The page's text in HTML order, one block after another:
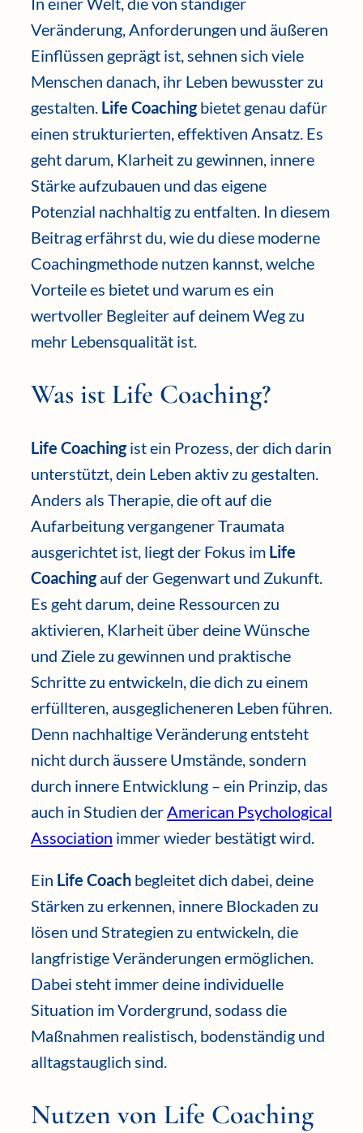
Veränderung, Anforderungen und äußeren
Einflüssen geprägt ist, sehnen sich viele
Menschen danach, ihr Leben bewusster zu
gestalten. Life Coachingbietet genau dafür
einen strukturierten, effektiven Ansatz. Es
geht darum, Klarheit zu gewinnen, innere
Stärke aufzubauen und das eigene
Potenzial nachhaltig zu entfalten. In diesem
Beitrag erfährst du, wie du diese moderne
Coachingmethode nutzen kannst, welche
Vorteile es bietet und warum es ein
wertvoller Begleiter auf deinem Weg zu
mehr Lebensqualität ist.
Was ist Life Coaching?
Life Coachingist ein Prozess, der dich darin
unterstützt, dein Leben aktiv zu gestalten.
Anders als Therapie, die oft auf die
Aufarbeitung vergangener Traumata
ausgerichtet ist, liegt der Fokus im Life
Coachingauf der Gegenwart und Zukunft.
Es geht darum, deine Ressourcen zu
aktivieren, Klarheit über deine Wünsche
und Ziele zu gewinnen und praktische
Schritte zu entwickeln, die dich zu einem
erfüllteren, ausgeglicheneren Leben führen.
Denn nachhaltige Veränderung entsteht
nicht durch äussere Umstände, sondern
durch innere Entwicklung – ein Prinzip, das
auch in Studien derAmerican Psychological
Association immer wieder bestätigt wird.
Ein Life Coach begleitet dich dabei, deine
Stärken zu erkennen, innere Blockaden zu
lösen und Strategien zu entwickeln, die
langfristige Veränderungen ermöglichen.
Dabei steht immer deine individuelle
Situation im Vordergrund, sodass die
Maßnahmen realistisch, bodenständig und
alltagstauglich sind.
Nutzen von Life Coaching